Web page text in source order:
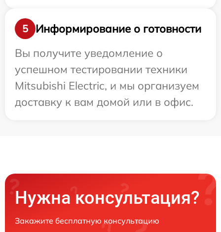
5
Информирование о готовности
Вы получите уведомление о
успешном тестировании техники
Mitsubishi Electric, и мы организуем
доставку к вам домой или в офис.
Нужна консультация?
Закажите бесплатную консультацию